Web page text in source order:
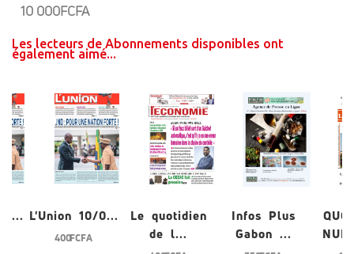
10 000FCFA
Les lecteurs de Abonnements disponibles ont
également aimé...
0... L'Union 10/0...
400 FCFA
Le quotidien
de l...
Infos Plus
Gabon ...